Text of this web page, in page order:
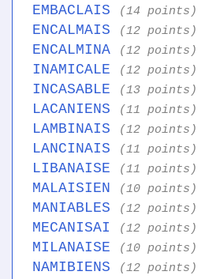
EMBACLAIS (14 points)
ENCALMAIS (12 points)
ENCALMINA (12 points)
INAMICALE (12 points)
INCASABLE (13 points)
LACANIENS (11 points)
LAMBINAIS (12 points)
LANCINAIS (11 points)
LIBANAISE (11 points)
MALAISIEN (10 points)
MANIABLES (12 points)
MECANISAI (12 points)
MILANAISE (10 points)
NAMIBIENS (12 points)